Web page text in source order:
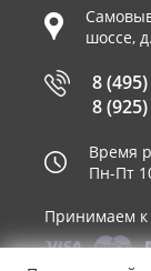
шоссе,
8
8
Время
Пн-Пт
Принимаем к